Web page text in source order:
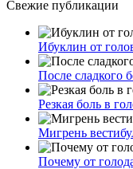
Свежие публикации
Ибуклин от
После сладкого
Резкая боль в
Мигрень
Почему от